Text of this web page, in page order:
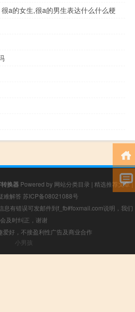
a的女生,很a的男生表达什么什么梗
换器Powered by 网站分类目录 | 精选推荐文章|
难解答 苏ICP备08021088号
息有错误可发邮件到f_fb#foxmail.com说明，我们
会及时纠正，谢谢
爱好，不接盈利性广告及商业合作
小男孩